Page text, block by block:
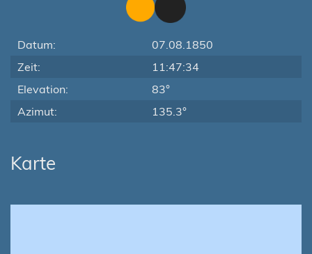
Datum:
07.08.1850
Zeit:
11:47:34
Elevation:
83°
Azimut:
135.3°
Karte